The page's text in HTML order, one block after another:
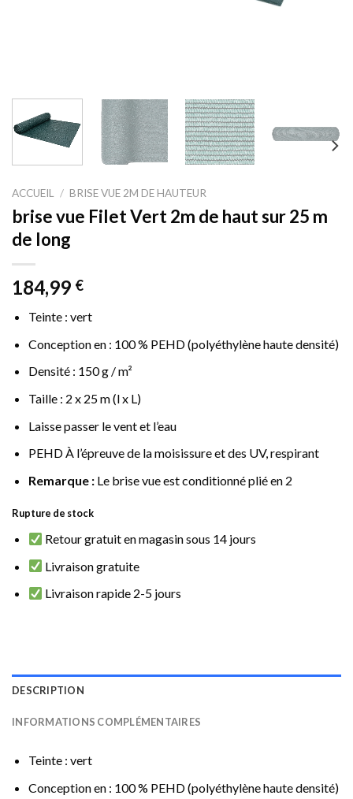
ACCUEIL / BRISE VUE 2M DE HAUTEUR
brise vue Filet Vert 2m de haut sur 25 m
de long
184,99 €
Teinte : vert
Conception en : 100 % PEHD (polyéthylène haute densité)
Densité : 150 g / m²
Taille : 2 x 25 m (l x L)
Laisse passer le vent et l’eau
PEHD À l’épreuve de la moisissure et des UV, respirant
Remarque :Le brise vue est conditionné plié en 2
Rupture de stock
Retour gratuit en magasin sous 14 jours
Livraison gratuite
Livraison rapide 2-5 jours
DESCRIPTION
INFORMATIONS COMPLÉMENTAIRES
Teinte : vert
Conception en : 100 % PEHD (polyéthylène haute densité)